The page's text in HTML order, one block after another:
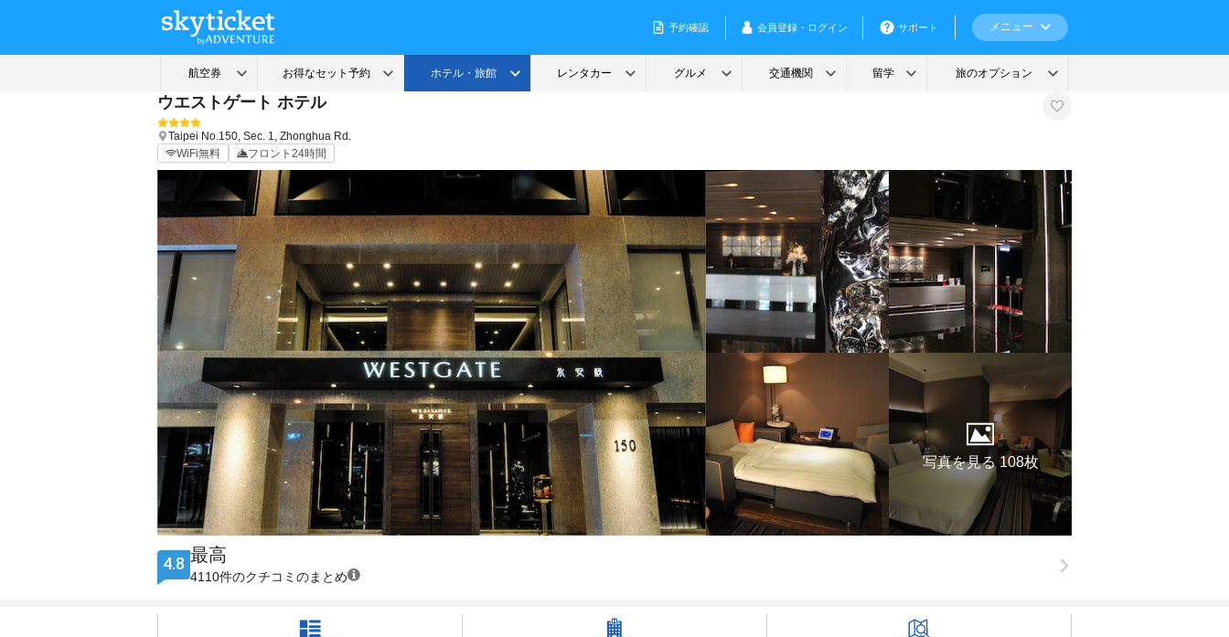
ウエストゲート ホテル
Taipei No.150, Sec. 1, Zhonghua Rd.
WiFi無料
フロント24時間
写真を見る 108枚
4.8 最高
4110件のクチコミのまとめ